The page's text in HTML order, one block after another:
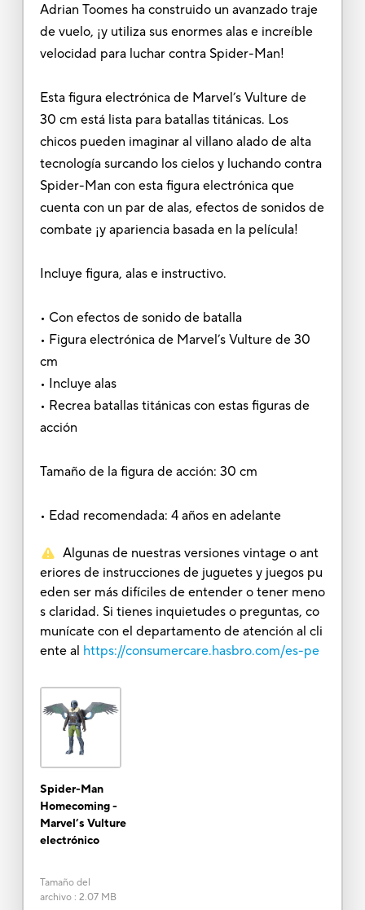
Adrian Toomes ha construido un avanzado traje
de vuelo, ¡y utiliza sus enormes alas e increíble
velocidad para luchar contra Spider-Man!
Esta figura electrónica de Marvel’s Vulture de
30 cm está lista para batallas titánicas. Los
chicos pueden imaginar al villano alado de alta
tecnología surcando los cielos y luchando contra
Spider-Man con esta figura electrónica que
cuenta con un par de alas, efectos de sonidos de
combate ¡y apariencia basada en la película!
Incluye figura, alas e instructivo.
• Con efectos de sonido de batalla
• Figura electrónica de Marvel’s Vulture de 30
cm
• Incluye alas
• Recrea batallas titánicas con estas figuras de
acción
Tamaño de la figura de acción: 30 cm
• Edad recomendada: 4 años en adelante
Algunas de nuestras versiones vintage o ant
eriores de instrucciones de juguetes y juegos pu
eden ser más difíciles de entender o tener meno
s claridad. Si tienes inquietudes o preguntas, co
munícate con el departamento de atención al cli
ente al https://consumercare.hasbro.com/es-pe
Spider-Man
Homecoming -
Marvel’s Vulture
electrónico
Tamaño del
archivo: 2.07 MB